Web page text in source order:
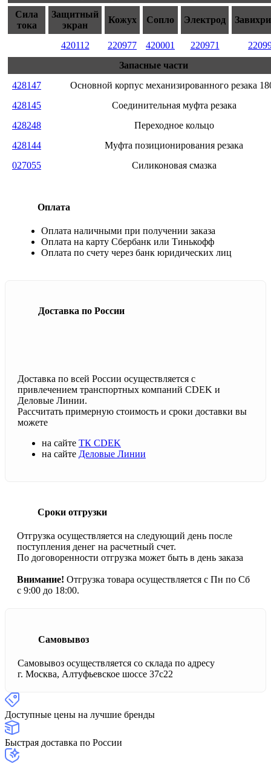
Сила
тока
Защитный
экран
Кожух Сопло Электрод
420112 220977 420001 220971
Запасные части
428147
Основной корпус механизированного резака
428145
Соединительная муфта резака
428248
Переходное кольцо
428144
Муфта позиционирования резака
027055
Силиконовая смазка
Оплата
Оплата наличными при получении заказа
Оплата на карту Сбербанк или Тинькофф
Оплата по счету через банк юридических лиц
Доставка по России
Доставка по всей России осуществляется с
привлечением транспортных компаний CDEK и
Деловые Линии.
Рассчитать примерную стоимость и сроки доставки вы
можете
на сайте ТК CDEK
на сайте Деловые Линии
Сроки отгрузки
Отгрузка осуществляется на следующий день после
поступления денег на расчетный счет.
По договоренности отгрузка может быть в день заказа
Внимание! Отгрузка товара осуществляется с Пн по Сб
с 9:00 до 18:00.
Самовывоз
Самовывоз осуществляется со склада по адресу
г. Москва, Алтуфьевское шоссе 37с22
Доступные цены на лучшие бренды
Быстрая доставка по России